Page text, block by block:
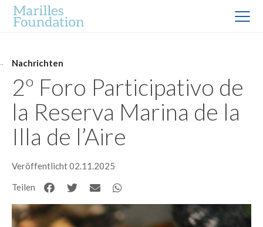
Nachrichten
2º Foro Participativo de
la Reserva Marina de la
Illa de l’Aire
Veröffentlicht 02.11.2025
Teilen